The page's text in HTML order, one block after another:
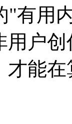
"有用
用户
才能